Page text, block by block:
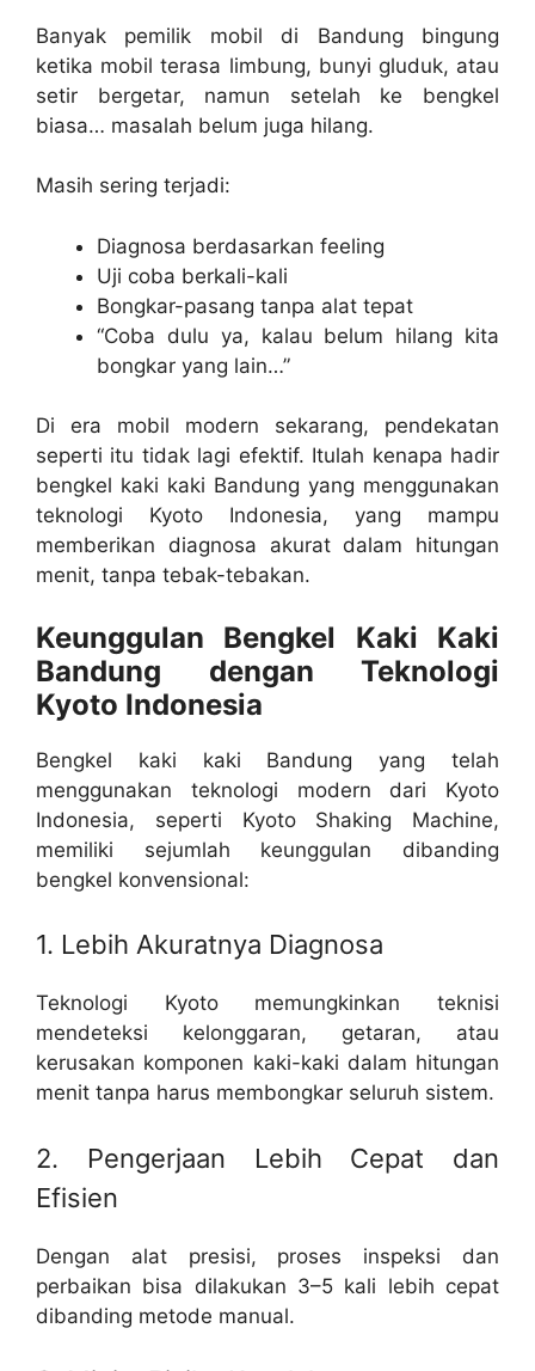
Banyak pemilik mobil di Bandung bingung
ketika mobil terasa limbung, bunyi gluduk, atau
setir bergetar, namun setelah ke bengkel
biasa… masalah belum juga hilang.
Masih sering terjadi:
Diagnosa berdasarkan feeling
Uji coba berkali-kali
Bongkar-pasang tanpa alat tepat
“Coba dulu ya, kalau belum hilang kita
bongkar yang lain…”
Di era mobil modern sekarang, pendekatan
seperti itu tidak lagi efektif. Itulah kenapa hadir
bengkel kaki kaki Bandung yang menggunakan
teknologi Kyoto Indonesia, yang mampu
memberikan diagnosa akurat dalam hitungan
menit, tanpa tebak-tebakan.
Keunggulan Bengkel Kaki Kaki
Bandung dengan Teknologi
Kyoto Indonesia
Bengkel kaki kaki Bandung yang telah
menggunakan teknologi modern dari Kyoto
Indonesia, seperti Kyoto Shaking Machine,
memiliki sejumlah keunggulan dibanding
bengkel konvensional:
1. Lebih Akuratnya Diagnosa
Teknologi Kyoto memungkinkan teknisi
mendeteksi kelonggaran, getaran, atau
kerusakan komponen kaki-kaki dalam hitungan
menit tanpa harus membongkar seluruh sistem.
2. Pengerjaan Lebih Cepat dan
Efisien
Dengan alat presisi, proses inspeksi dan
perbaikan bisa dilakukan 3–5 kali lebih cepat
dibanding metode manual.